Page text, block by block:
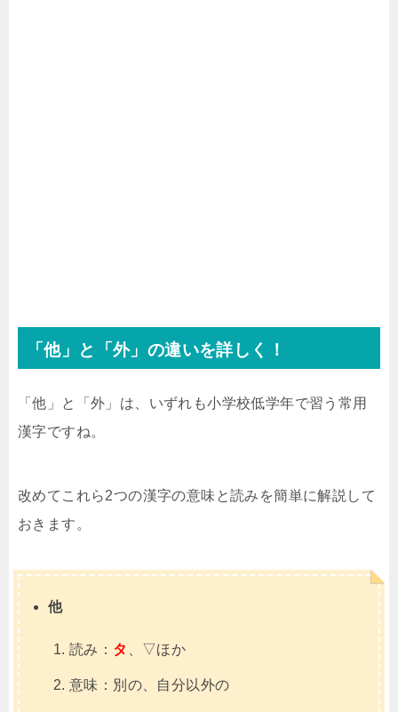
「他」と「外」の違いを詳しく！
「他」と「外」は、いずれも小学校低学年で習う常用
漢字ですね。
改めてこれら2つの漢字の意味と読みを簡単に解説して
おきます。
他
読み： タ 、▽ほか
意味：別の、自分以外の